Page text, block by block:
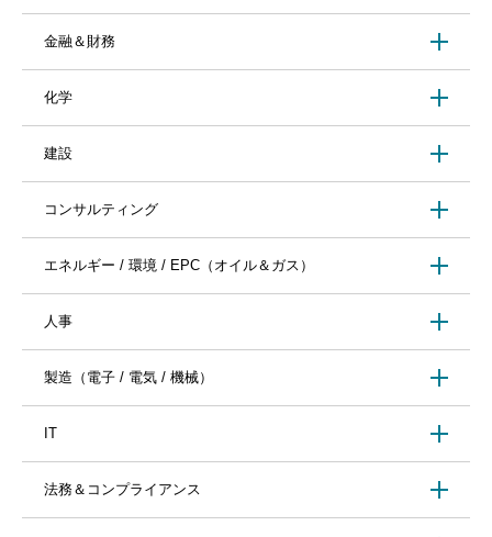
金融＆財務
化学
建設
コンサルティング
エネルギー / 環境 / EPC（オイル＆ガス）
人事
製造（電子 / 電気 / 機械）
IT
法務＆コンプライアンス